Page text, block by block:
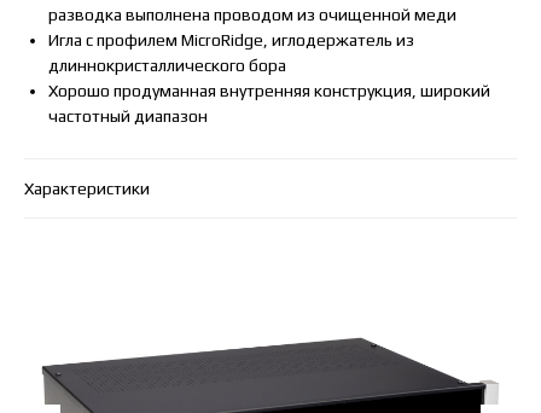
разводка выполнена проводом из очищенной меди
Игла с профилем MicroRidge, иглодержатель из
длиннокристаллического бора
Хорошо продуманная внутренняя конструкция, широкий
частотный диапазон
Характеристики